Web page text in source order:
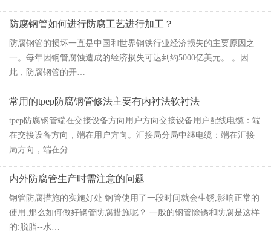
防腐钢管如何进行防腐工艺进行加工？
防腐钢管的损坏一直是中国和世界钢铁行业经济损失的主要原因之
一。每年因钢管腐蚀造成的经济损失可达到约5000亿美元。 。因
此，防腐钢管的开…
常用的tpep防腐钢管修法主要有内衬法软衬法
tpep防腐钢管端在交接设备方向用户方向交接设备用户配线电缆：端
在交接设备方向，端在用户方向。汇接局分局中继电缆：端在汇接
局方向，端在分…
内外防腐管生产时需注意的问题
钢管防腐措施的实施好处 钢管使用了一段时间就会生锈,影响正常的
使用,那么如何做好钢管防腐措施呢？ 一般的钢管除锈和防腐是这样
的:脱脂--水…